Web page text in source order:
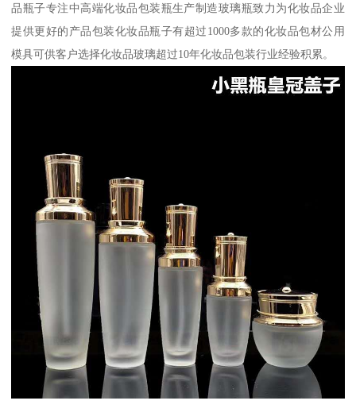
品瓶子专注中高端化妆品包装瓶生产制造玻璃瓶致力为化妆品企业
提供更好的产品包装化妆品瓶子有超过1000多款的化妆品包材公用
模具可供客户选择化妆品玻璃超过10年化妆品包装行业经验积累。